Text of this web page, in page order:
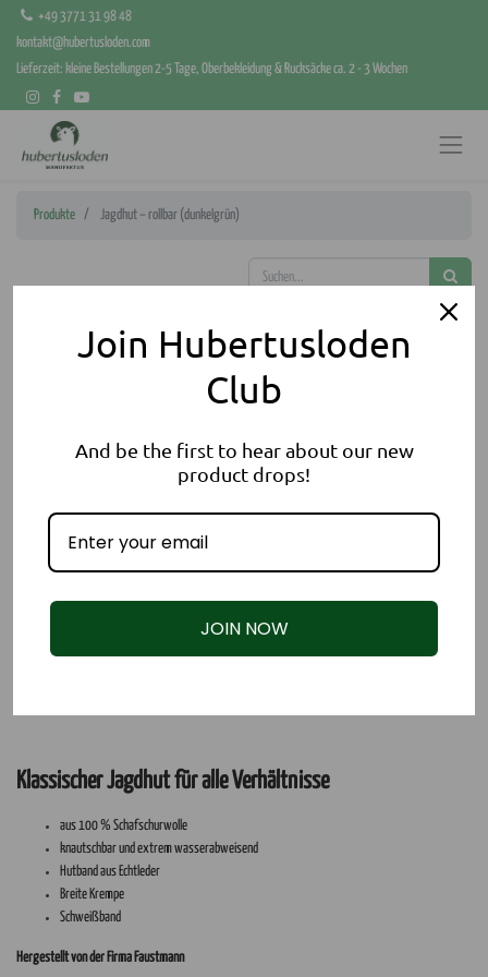
+49 3771 31 98 48
kontakt@hubertusloden.com
Lieferzeit: kleine Bestellungen 2-5 Tage, Oberbekleidung & Rucksäcke ca. 2 - 3 Wochen
Produkte Jagdhut – rollbar (dunkelgrün)
Klassischer Jagdhut für alle Verhältnisse
aus 100 % Schafschurwolle
knautschbar und extrem wasserabweisend
Hutband aus Echtleder
Breite Krempe
Schweißband
Hergestellt von der Firma Faustmann
Join Hubertusloden
Club
And be the first to hear about our new
product drops!
JOIN NOW